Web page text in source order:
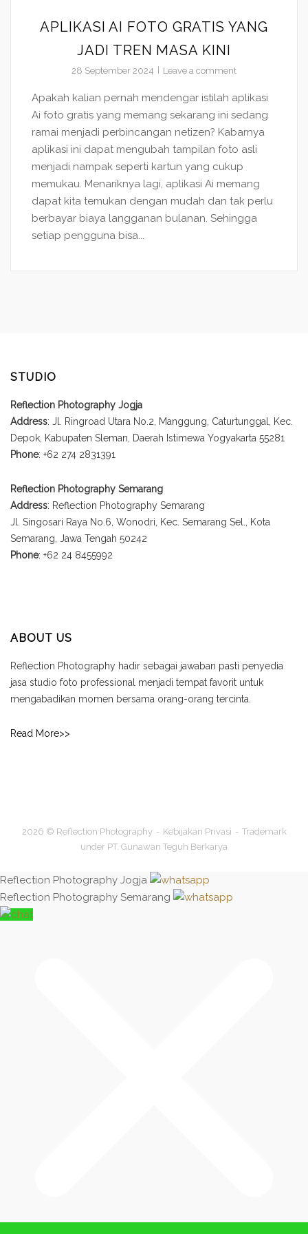
APLIKASI AI FOTO GRATIS YANG
JADI TREN MASA KINI
28 September 2024 Leave a comment
Apakah kalian pernah mendengar istilah aplikasi
Ai foto gratis yang memang sekarang ini sedang
ramai menjadi perbincangan netizen? Kabarnya
aplikasi ini dapat mengubah tampilan foto asli
menjadi nampak seperti kartun yang cukup
memukau. Menariknya lagi, aplikasi Ai memang
dapat kita temukan dengan mudah dan tak perlu
berbayar biaya langganan bulanan. Sehingga
setiap pengguna bisa...
STUDIO
Reflection Photography Jogja
Address: Jl. Ringroad Utara No.2, Manggung, Caturtunggal, Kec.
Depok, Kabupaten Sleman, Daerah Istimewa Yogyakarta 55281
Phone: +62 274 2831391
Reflection Photography Semarang
Address: Reflection Photography Semarang
Jl. Singosari Raya No.6, Wonodri, Kec. Semarang Sel., Kota
Semarang, Jawa Tengah 50242
Phone: +62 24 8455992
ABOUT US
Reflection Photography hadir sebagai jawaban pasti penyedia
jasa studio foto professional menjadi tempat favorit untuk
mengabadikan momen bersama orang-orang tercinta.
Read More>>
2026 © Reflection Photography Kebijakan Privasi
Trademark
under PT. Gunawan Teguh Berkarya
Reflection Photography Jogja
Reflection Photography Semarang